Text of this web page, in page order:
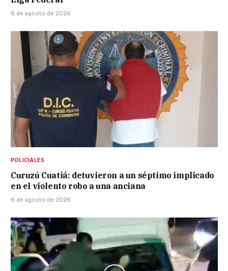
6 de agosto de 2026
POLICIALES
Curuzú Cuatiá: detuvieron a un séptimo implicado
en el violento robo a una anciana
6 de agosto de 2026